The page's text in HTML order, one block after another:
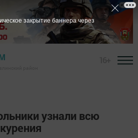
узнали всю
закрытие баннера через